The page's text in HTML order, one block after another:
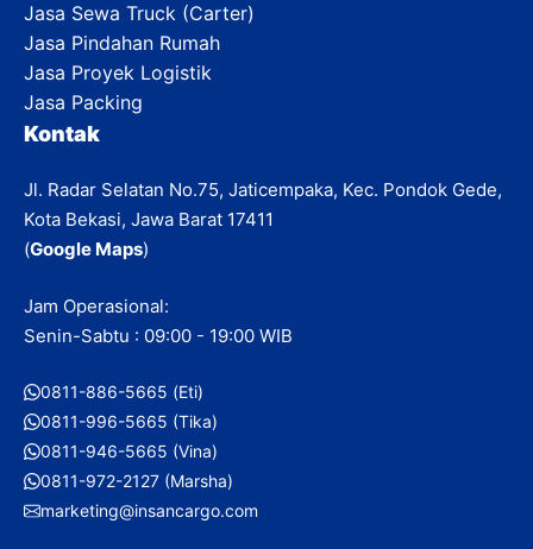
Jasa Sewa Truck (Carter)
Jasa Pindahan Rumah
Jasa Proyek Logistik
Jasa Packing
Kontak
Jl. Radar Selatan No.75, Jaticempaka, Kec. Pondok Gede,
Kota Bekasi, Jawa Barat 17411
(Google Maps)
Jam Operasional:
Senin-Sabtu : 09:00 - 19:00 WIB
0811-886-5665 (Eti)
0811-996-5665 (Tika)
0811-946-5665 (Vina)
0811-972-2127 (Marsha)
marketing@insancargo.com